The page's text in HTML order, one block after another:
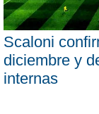
Scaloni
diciembre y
internas